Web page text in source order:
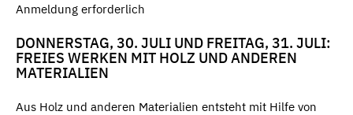
Anmeldung erforderlich
DONNERSTAG, 30. JULI UND FREITAG, 31. JULI:
FREIES WERKEN MIT HOLZ UND ANDEREN
MATERIALIEN
Aus Holz und anderen Materialien entsteht mit Hilfe von